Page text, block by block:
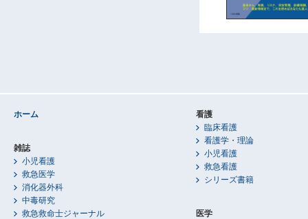
ホーム
雑誌
小児看護
救急医学
消化器外科
中毒研究
救急救命士ジャーナル
看護
臨床看護
看護学・理論
小児看護
救急看護
シリーズ書籍
医学